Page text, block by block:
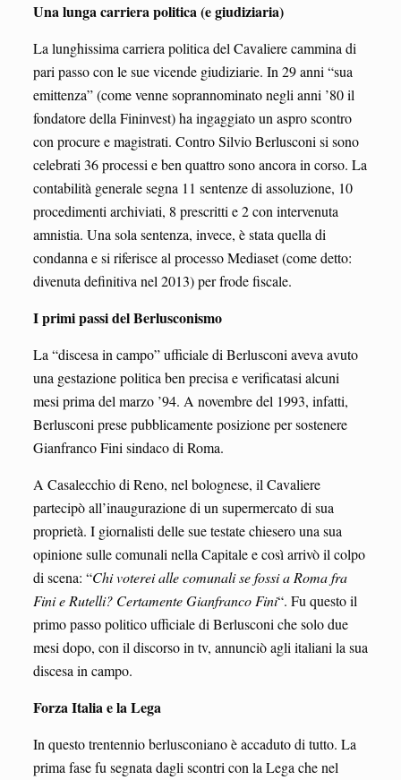
Una lunga carriera politica (e giudiziaria)
La lunghissima carriera politica del Cavaliere cammina di
pari passo con le sue vicende giudiziarie. In 29 anni “sua
emittenza” (come venne soprannominato negli anni ’80 il
fondatore della Fininvest) ha ingaggiato un aspro scontro
con procure e magistrati. Contro Silvio Berlusconi si sono
celebrati 36 processi e ben quattro sono ancora in corso. La
contabilità generale segna 11 sentenze di assoluzione, 10
procedimenti archiviati, 8 prescritti e 2 con intervenuta
amnistia. Una sola sentenza, invece, è stata quella di
condanna e si riferisce al processo Mediaset (come detto:
divenuta definitiva nel 2013) per frode fiscale.
I primi passi del Berlusconismo
La “discesa in campo” ufficiale di Berlusconi aveva avuto
una gestazione politica ben precisa e verificatasi alcuni
mesi prima del marzo ’94. A novembre del 1993, infatti,
Berlusconi prese pubblicamente posizione per sostenere
Gianfranco Fini sindaco di Roma.
A Casalecchio di Reno, nel bolognese, il Cavaliere
partecipò all’inaugurazione di un supermercato di sua
proprietà. I giornalisti delle sue testate chiesero una sua
opinione sulle comunali nella Capitale e così arrivò il colpo
di scena: “Chi voterei alle comunali se fossi a Roma fra
Fini e Rutelli? Certamente Gianfranco Fini“. Fu questo il
primo passo politico ufficiale di Berlusconi che solo due
mesi dopo, con il discorso in tv, annunciò agli italiani la sua
discesa in campo.
Forza Italia e la Lega
In questo trentennio berlusconiano è accaduto di tutto. La
prima fase fu segnata dagli scontri con la Lega che nel